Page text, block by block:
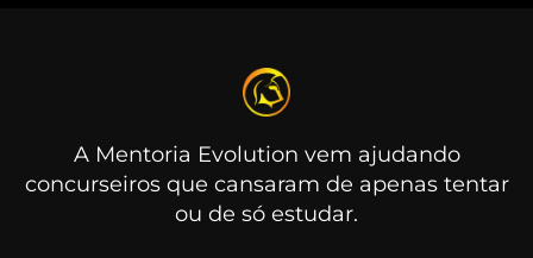
A Mentoria Evolution vem ajudando
concurseiros que cansaram de apenas tentar
ou de só estudar.